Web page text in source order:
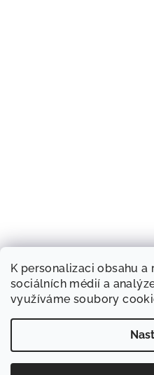
K personalizaci obsahu
sociálních médií a
využíváme soubory